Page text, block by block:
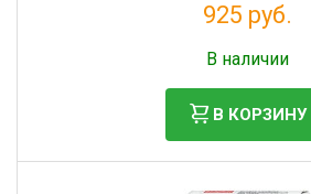
925 руб.
В наличии
В КОРЗИНУ